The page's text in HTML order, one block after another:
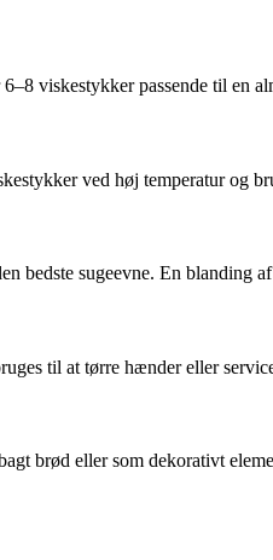
viskestykker passende til en
ved høj temperatur og
bedste sugeevne. En blanding
til at tørre hænder eller
brød eller som dekorativt